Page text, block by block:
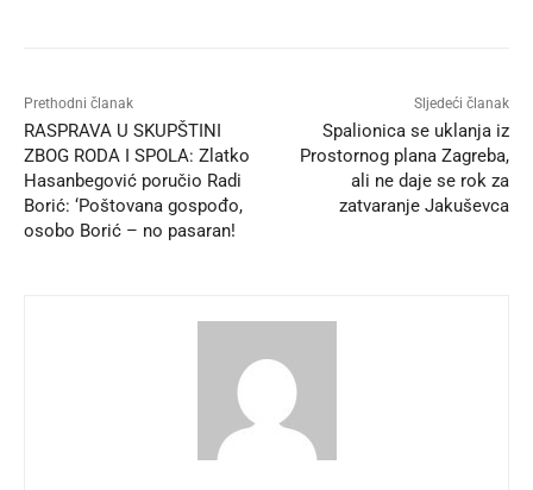
Prethodni članak
RASPRAVA U SKUPŠTINI
ZBOG RODA I SPOLA: Zlatko
Hasanbegović poručio Radi
Borić: ‘Poštovana gospođo,
osobo Borić – no pasaran!
Sljedeći članak
Spalionica se uklanja iz
Prostornog plana Zagreba,
ali ne daje se rok za
zatvaranje Jakuševca